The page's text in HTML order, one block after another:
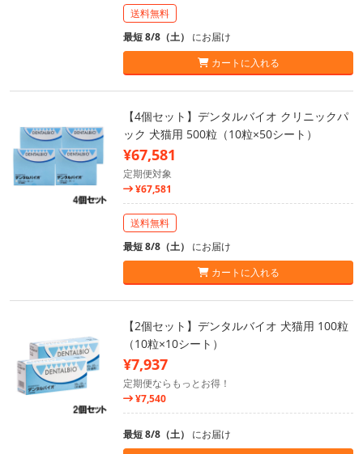
送料無料
最短 8/8（土） にお届け
カートに入れる
【4個セット】デンタルバイオ クリニックパ
ック 犬猫用 500粒（10粒×50シート）
¥67,581
定期便対象
¥67,581
送料無料
最短 8/8（土） にお届け
カートに入れる
【2個セット】デンタルバイオ 犬猫用 100粒
（10粒×10シート）
¥7,937
定期便ならもっとお得！
¥7,540
最短 8/8（土） にお届け